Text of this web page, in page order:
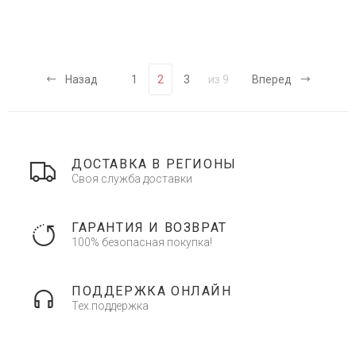
Назад 1 2 3 из 9 Вперед
ДОСТАВКА В РЕГИОНЫ
Своя служба доставки
ГАРАНТИЯ И ВОЗВРАТ
100% безопасная покупка!
ПОДДЕРЖКА ОНЛАЙН
Тех.поддержка